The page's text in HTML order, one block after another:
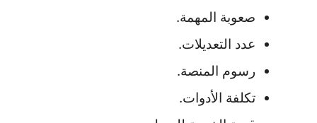
صعوبة المهمة.
عدد التعديلات.
رسوم المنصة.
تكلفة الأدوات.